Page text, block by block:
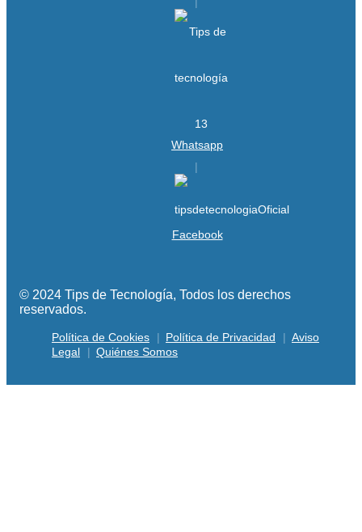
Whatsapp
Facebook
© 2024 Tips de Tecnología, Todos los derechos
reservados.
Política de Cookies Política de Privacidad
Aviso
Legal
Quiénes Somos